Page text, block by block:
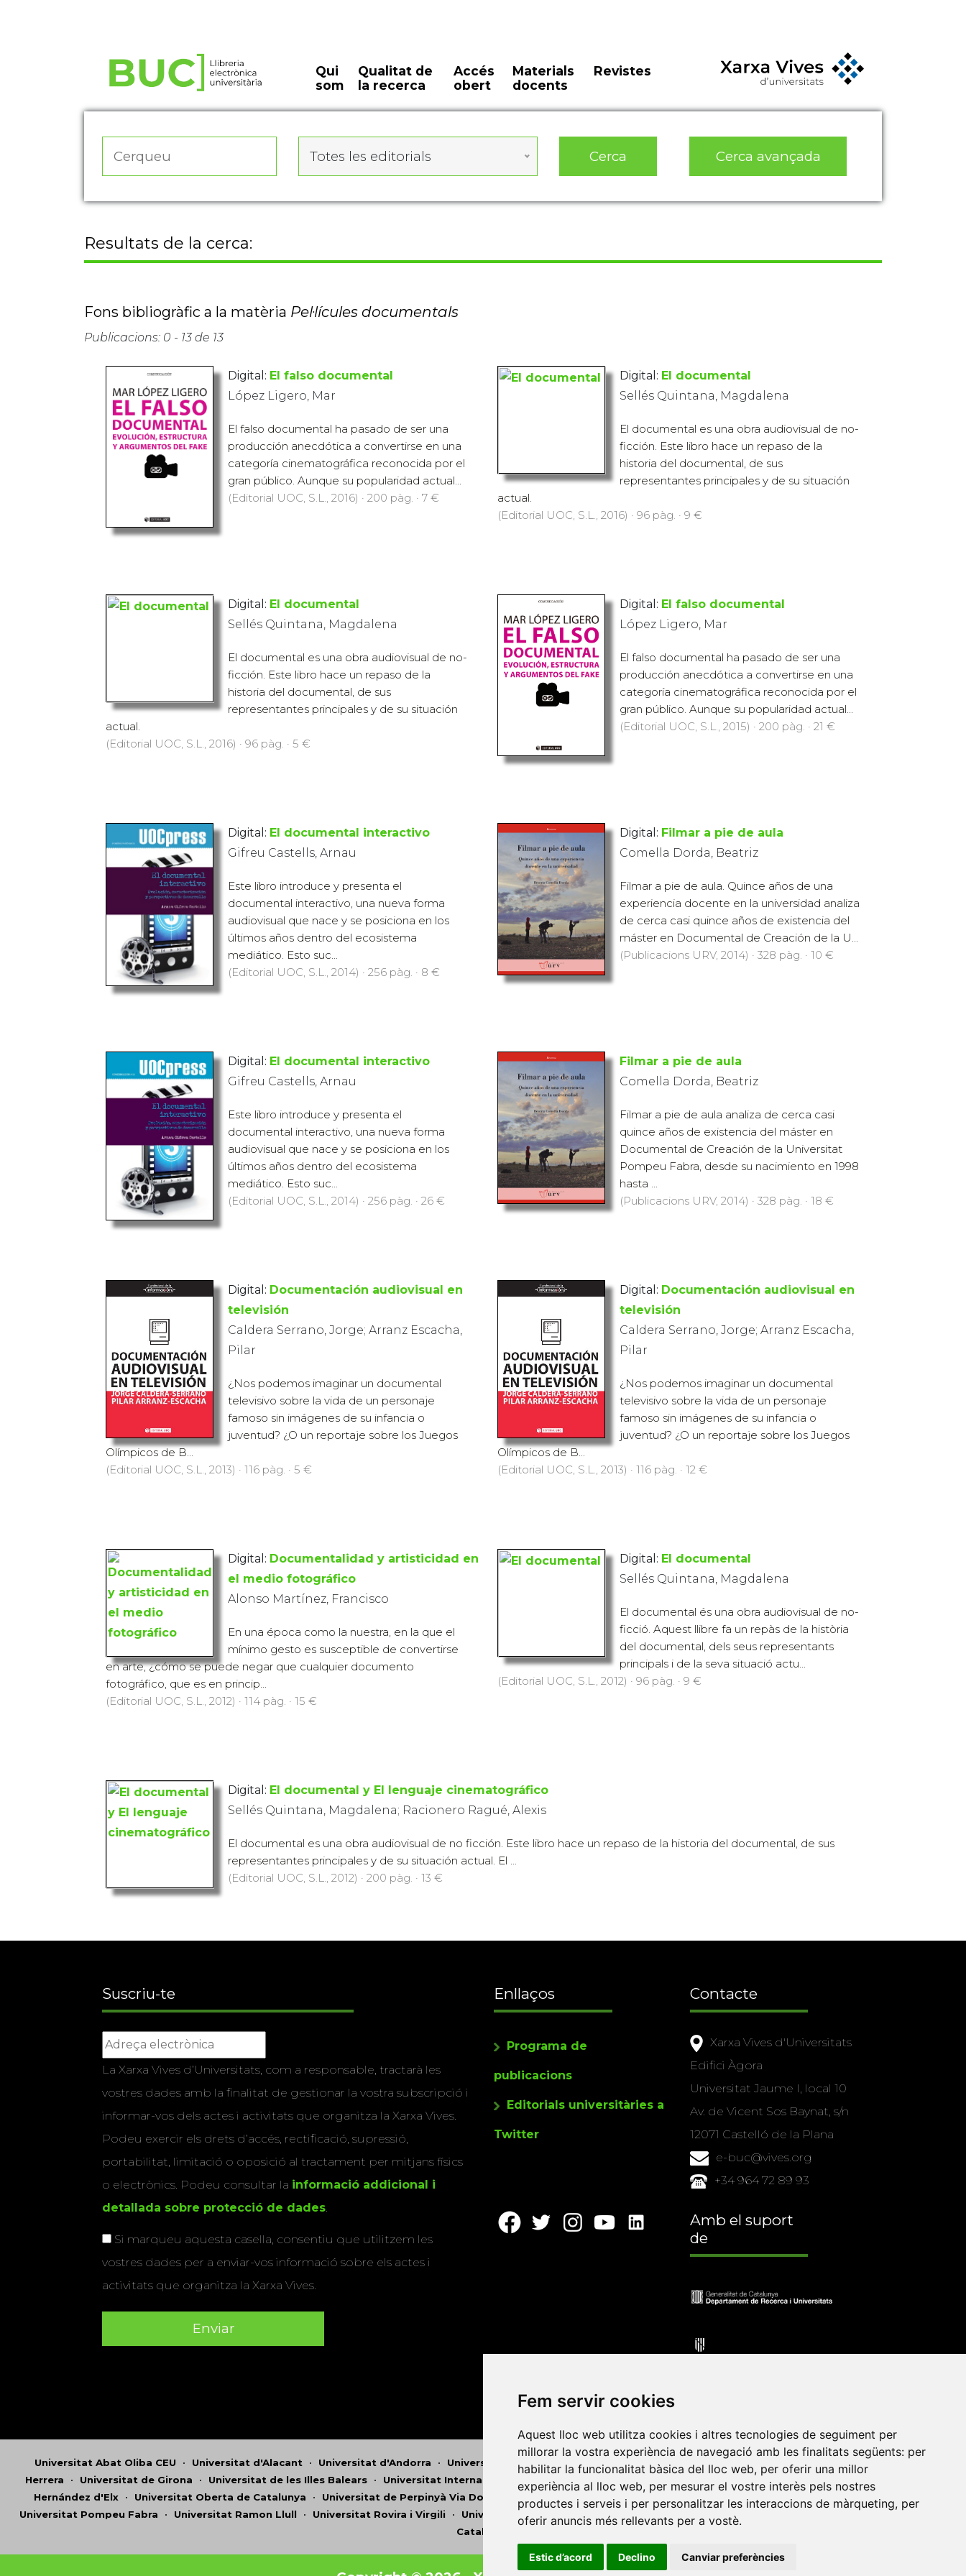
Fem servir cookies
Aquest lloc web utilitza cookies i altres tecnologies de seguiment per
millorar la vostra experiència de navegació amb les finalitats següents: per
habilitar la funcionalitat bàsica del lloc web, per oferir una millor
experiència al lloc web, per mesurar el vostre interès pels nostres
productes i serveis i per personalitzar les interaccions de màrqueting, per
oferir anuncis més rellevants per a vostè.
Estic d’acord Declino Canviar preferències
Qui
som
Qualitat de
la recerca
Accés
obert
Materials
docents
Revistes
Totes les editorials Cerca Cerca avançada
Resultats de la cerca:
Fons bibliogràfic a la matèria Pel·lícules documentals
Publicacions: 0 - 13 de 13
Digital: El falso documental
López Ligero, Mar
El falso documental ha pasado de ser una
producción anecdótica a convertirse en una
categoría cinematográfica reconocida por el
gran público. Aunque su popularidad actual...
(Editorial UOC, S.L., 2016) · 200 pàg. · 7 €
Digital: El documental
Sellés Quintana, Magdalena
El documental es una obra audiovisual de no-
ficción. Este libro hace un repaso de la
historia del documental, de sus
representantes principales y de su situación
actual.
(Editorial UOC, S.L., 2016) · 96 pàg. · 9 €
Digital: El documental
Sellés Quintana, Magdalena
El documental es una obra audiovisual de no-
ficción. Este libro hace un repaso de la
historia del documental, de sus
representantes principales y de su situación
actual.
(Editorial UOC, S.L., 2016) · 96 pàg. · 5 €
Digital: El falso documental
López Ligero, Mar
El falso documental ha pasado de ser una
producción anecdótica a convertirse en una
categoría cinematográfica reconocida por el
gran público. Aunque su popularidad actual...
(Editorial UOC, S.L., 2015) · 200 pàg. · 21 €
Digital: El documental interactivo
Gifreu Castells, Arnau
Este libro introduce y presenta el
documental interactivo, una nueva forma
audiovisual que nace y se posiciona en los
últimos años dentro del ecosistema
mediático. Esto suc...
(Editorial UOC, S.L., 2014) · 256 pàg. · 8 €
Digital: Filmar a pie de aula
Comella Dorda, Beatriz
Filmar a pie de aula. Quince años de una
experiencia docente en la universidad analiza
de cerca casi quince años de existencia del
máster en Documental de Creación de la U...
(Publicacions URV, 2014) · 328 pàg. · 10 €
Digital: El documental interactivo
Gifreu Castells, Arnau
Este libro introduce y presenta el
documental interactivo, una nueva forma
audiovisual que nace y se posiciona en los
últimos años dentro del ecosistema
mediático. Esto suc...
(Editorial UOC, S.L., 2014) · 256 pàg. · 26 €
Filmar a pie de aula
Comella Dorda, Beatriz
Filmar a pie de aula analiza de cerca casi
quince años de existencia del máster en
Documental de Creación de la Universitat
Pompeu Fabra, desde su nacimiento en 1998
hasta ...
(Publicacions URV, 2014) · 328 pàg. · 18 €
Digital: Documentación audiovisual en
televisión
Caldera Serrano, Jorge; Arranz Escacha,
Pilar
¿Nos podemos imaginar un documental
televisivo sobre la vida de un personaje
famoso sin imágenes de su infancia o
juventud? ¿O un reportaje sobre los Juegos
Olímpicos de B...
(Editorial UOC, S.L., 2013) · 116 pàg. · 5 €
Digital: Documentación audiovisual en
televisión
Caldera Serrano, Jorge; Arranz Escacha,
Pilar
¿Nos podemos imaginar un documental
televisivo sobre la vida de un personaje
famoso sin imágenes de su infancia o
juventud? ¿O un reportaje sobre los Juegos
Olímpicos de B...
(Editorial UOC, S.L., 2013) · 116 pàg. · 12 €
Digital: Documentalidad y artisticidad en
el medio fotográfico
Alonso Martínez, Francisco
En una época como la nuestra, en la que el
mínimo gesto es susceptible de convertirse
en arte, ¿cómo se puede negar que cualquier documento
fotográfico, que es en princip...
(Editorial UOC, S.L., 2012) · 114 pàg. · 15 €
Digital: El documental
Sellés Quintana, Magdalena
El documental és una obra audiovisual de no-
ficció. Aquest llibre fa un repàs de la història
del documental, dels seus representants
principals i de la seva situació actu...
(Editorial UOC, S.L., 2012) · 96 pàg. · 9 €
Digital: El documental y El lenguaje cinematográfico
Sellés Quintana, Magdalena; Racionero Ragué, Alexis
El documental es una obra audiovisual de no ficción. Este libro hace un repaso de la historia del documental, de sus
representantes principales y de su situación actual. El ...
(Editorial UOC, S.L., 2012) · 200 pàg. · 13 €
Suscriu-te
La Xarxa Vives d’Universitats, com a responsable, tractarà les
vostres dades amb la finalitat de gestionar la vostra subscripció i
informar-vos dels actes i activitats que organitza la Xarxa Vives.
Podeu exercir els drets d’accés, rectificació, supressió,
portabilitat, limitació o oposició al tractament per mitjans físics
o electrònics. Podeu consultar la informació addicional i
detallada sobre protecció de dades.
Si marqueu aquesta casella, consentiu que utilitzem les
vostres dades per a enviar-vos informació sobre els actes i
activitats que organitza la Xarxa Vives.
Enllaços
Programa de
publicacions
Editorials universitàries a
Twitter
Contacte
Xarxa Vives d'Universitats
Edifici Àgora
Universitat Jaume I, local 10
Av. de Vicent Sos Baynat, s/n
12071 Castelló de la Plana
e-buc@vives.org
+34 964 72 89 93
Amb el suport
de
Universitat Abat Oliba CEU • Universitat d'Alacant • Universitat d'Andorra • Universitat Autònoma de Barcelona • Universitat de Barcelona •
Universitat CEU Cardenal
Herrera • Universitat de Girona • Universitat de les Illes Balears • Universitat Internacional de Catalunya • Universitat Jaume I Universitat de Lleida
Universitat Miguel
Hernández d'Elx • Universitat Oberta de Catalunya • Universitat de Perpinyà Via Domitia Universitat Politècnica de Catalunya • Universitat Politècnica de València
Universitat Pompeu Fabra • Universitat Ramon Llull • Universitat Rovira i Virgili • Universitat de Sàsser • Universitat de València
Universitat de Vic - Universitat Central de
Catalunya